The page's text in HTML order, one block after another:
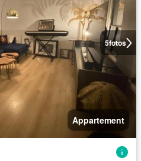
5fotos
Appartement